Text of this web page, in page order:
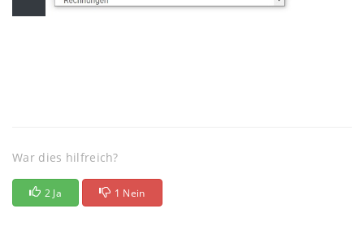
War dies hilfreich?
2 Ja 1 Nein